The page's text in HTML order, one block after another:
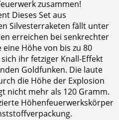
zusammen!
Dieses Set aus
Silvesterraketen fällt unter
erreichen bei senkrechter
Höhe von bis zu 80
ihr fetziger Knall-Effekt
Goldfunken. Die laute
die Höhe der Explosion
nicht mehr als 120 Gramm.
Höhenfeuerwerkskörper